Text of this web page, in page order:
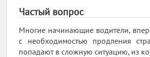
Частый вопрос
Многие начинающие водители,
с необходимостью продления
попадают в сложную ситуацию, из